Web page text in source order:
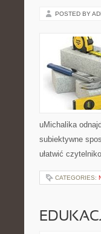
POSTED BY
uMichalika
subiektywne
ułatwić
CATEGORIES: